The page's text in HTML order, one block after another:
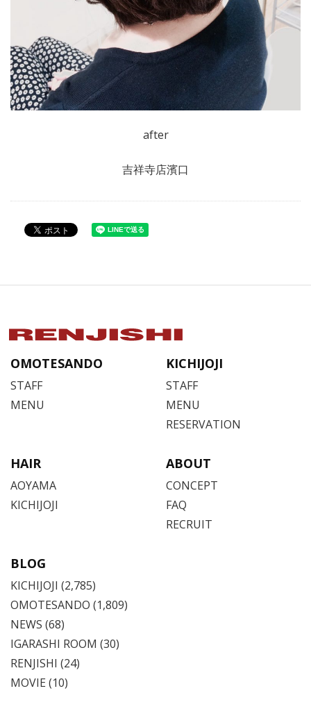
after
吉祥寺店濱口
OMOTESANDO
STAFF
MENU
KICHIJOJI
STAFF
MENU
RESERVATION
HAIR
AOYAMA
KICHIJOJI
ABOUT
CONCEPT
FAQ
RECRUIT
BLOG
KICHIJOJI (2,785)
OMOTESANDO (1,809)
NEWS (68)
IGARASHI ROOM (30)
RENJISHI (24)
MOVIE (10)